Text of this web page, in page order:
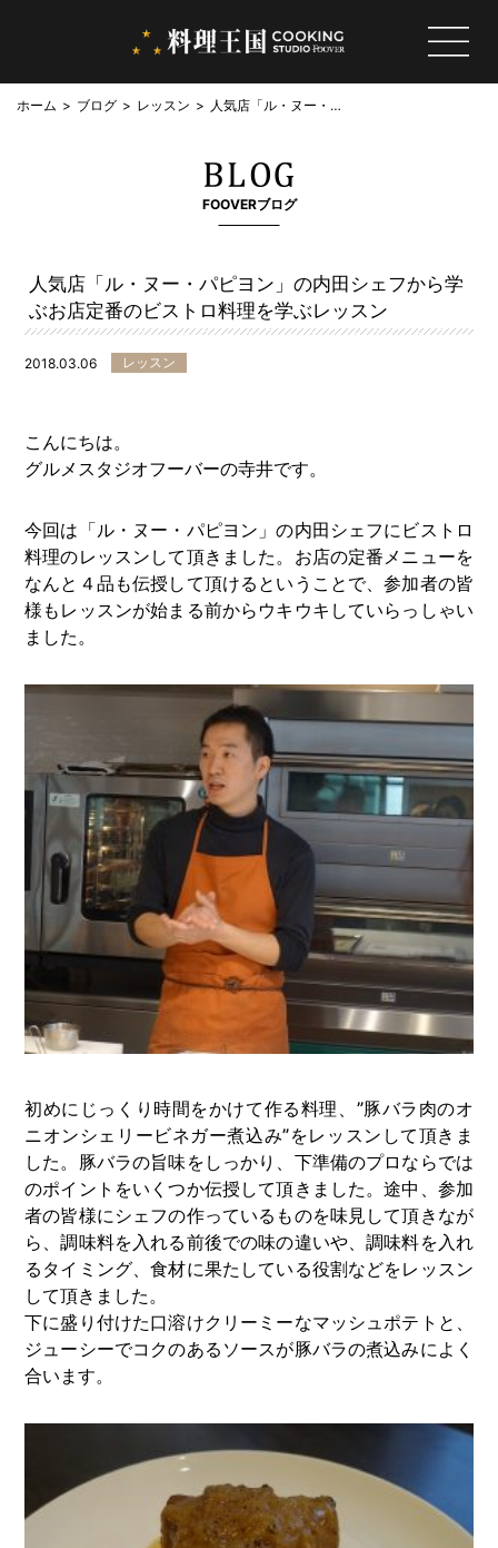
ホーム ブログ レッスン
人気店「ル・ヌー・パ
ストロ料理を学ぶレッ
スン
FOOVERブログ
人気店「ル・ヌー・パピヨン」の内田シェフから学
ぶお店定番のビストロ料理を学ぶレッスン
2018.03.06 レッスン
こんにちは。
グルメスタジオフーバーの寺井です。
今回は「ル・ヌー・パピヨン」の内田シェフにビストロ
料理のレッスンして頂きました。お店の定番メニューを
なんと４品も伝授して頂けるということで、参加者の皆
様もレッスンが始まる前からウキウキしていらっしゃい
ました。
初めにじっくり時間をかけて作る料理、”豚バラ肉のオ
ニオンシェリービネガー煮込み”をレッスンして頂きま
した。豚バラの旨味をしっかり、下準備のプロならでは
のポイントをいくつか伝授して頂きました。途中、参加
者の皆様にシェフの作っているものを味見して頂きなが
ら、調味料を入れる前後での味の違いや、調味料を入れ
るタイミング、食材に果たしている役割などをレッスン
して頂きました。
下に盛り付けた口溶けクリーミーなマッシュポテトと、
ジューシーでコクのあるソースが豚バラの煮込みによく
合います。